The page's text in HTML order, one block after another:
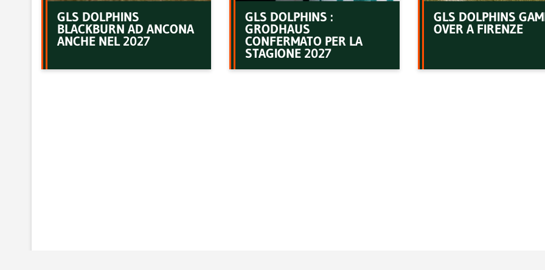
GLS DOLPHINS
BLACKBURN AD ANCONA
ANCHE NEL 2027
GLS DOLPHINS :
GRODHAUS
CONFERMATO PER LA
STAGIONE 2027
GLS DOLPHINS
OVER A FIRENZE